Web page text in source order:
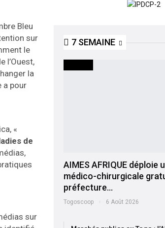
Bleu
sur
le
l’Ouest,
la
a pour
«
de
sur
7 SEMAINE
AIMES AFRIQUE déploie
médico-chirurgicale
préfecture…
Togoscoop 6 Août 2026